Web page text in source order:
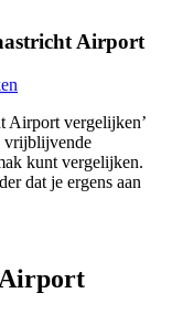
Airport
Airport vergelijken’
vrijblijvende
kunt vergelijken.
dat je ergens aan